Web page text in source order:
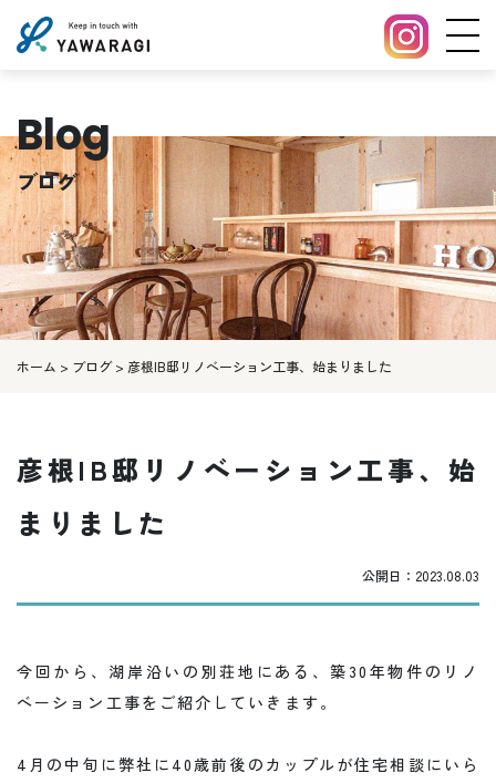
ブログ
Blog
ホーム > ブログ> 彦根IB邸リノベーション工事、始まりました
彦根IB邸リノベーション工事、始
まりました
公開日： 2023.08.03
今回から、湖岸沿いの別荘地にある、築30年物件のリノ
ベーション工事をご紹介していきます。
4月の中旬に弊社に40歳前後のカップルが住宅相談にいら